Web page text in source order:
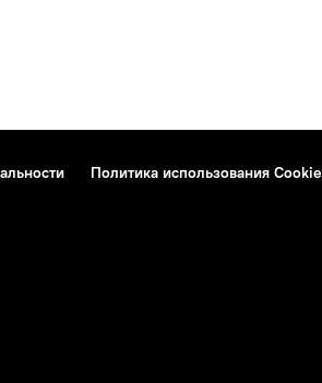
Политика использования Cookie